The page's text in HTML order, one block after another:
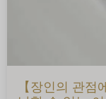
【장인의 관